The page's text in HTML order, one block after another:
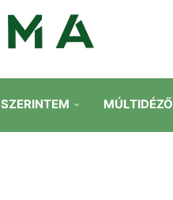
SZERINTEM MÚLTIDÉZŐ